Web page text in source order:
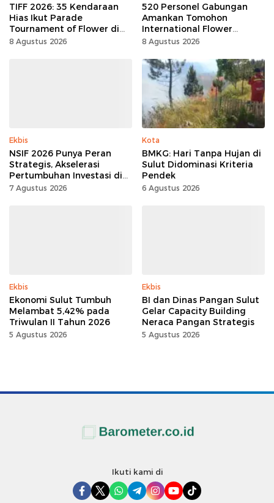
TIFF 2026: 35 Kendaraan
Hias Ikut Parade
Tournament of Flower di
Tomohon
8 Agustus 2026
520 Personel Gabungan
Amankan Tomohon
International Flower
Festival
8 Agustus 2026
Ekbis
NSIF 2026 Punya Peran
Strategis, Akselerasi
Pertumbuhan Investasi di
Sulut
7 Agustus 2026
Kota
BMKG: Hari Tanpa Hujan di
Sulut Didominasi Kriteria
Pendek
6 Agustus 2026
Ekbis
Ekonomi Sulut Tumbuh
Melambat 5,42% pada
Triwulan II Tahun 2026
5 Agustus 2026
Ekbis
BI dan Dinas Pangan Sulut
Gelar Capacity Building
Neraca Pangan Strategis
5 Agustus 2026
Ikuti kami di